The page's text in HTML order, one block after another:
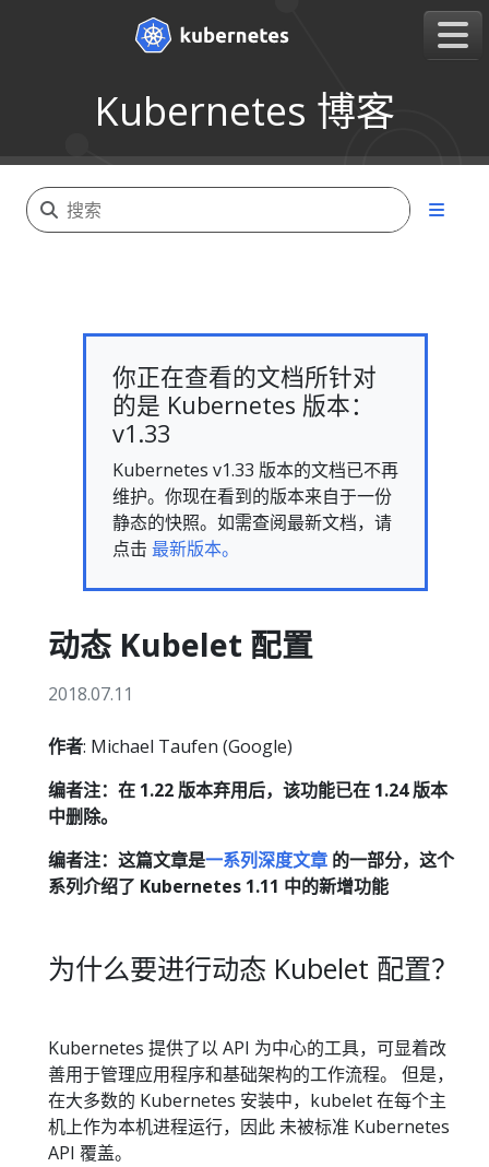
Kubernetes 博客
你正在查看的文档所针对
的是 Kubernetes 版本：
v1.33
Kubernetes v1.33 版本的文档已不再
维护。你现在看到的版本来自于一份
静态的快照。如需查阅最新文档，请
点击 最新版本。
动态 Kubelet 配置
2018.07.11
作者: Michael Taufen (Google)
编者注：在 1.22 版本弃用后，该功能已在 1.24 版本
中删除。
编者注：这篇文章是一系列深度文章 的一部分，这个
系列介绍了 Kubernetes 1.11 中的新增功能
为什么要进行动态 Kubelet 配置？
Kubernetes 提供了以 API 为中心的工具，可显着改
善用于管理应用程序和基础架构的工作流程。 但是，
在大多数的 Kubernetes 安装中，kubelet 在每个主
机上作为本机进程运行，因此 未被标准 Kubernetes
API 覆盖。